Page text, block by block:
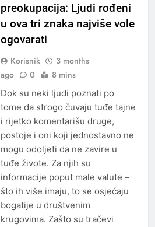
preokupacija: Ljudi rođeni
u ova tri znaka najviše vole
ogovarati
Korisnik
3 months
ago
0 8 mins
Dok su neki ljudi poznati po
tome da strogo čuvaju tuđe tajne
i rijetko komentarišu druge,
postoje i oni koji jednostavno ne
mogu odoljeti da ne zavire u
tuđe živote. Za njih su
informacije poput male valute –
što ih više imaju, to se osjećaju
bogatije u društvenim
krugovima. Zašto su tračevi